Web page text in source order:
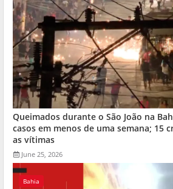
Queimados durante o São João na
casos em menos de uma semana; 15
as vítimas
June 25, 2026
Bahia